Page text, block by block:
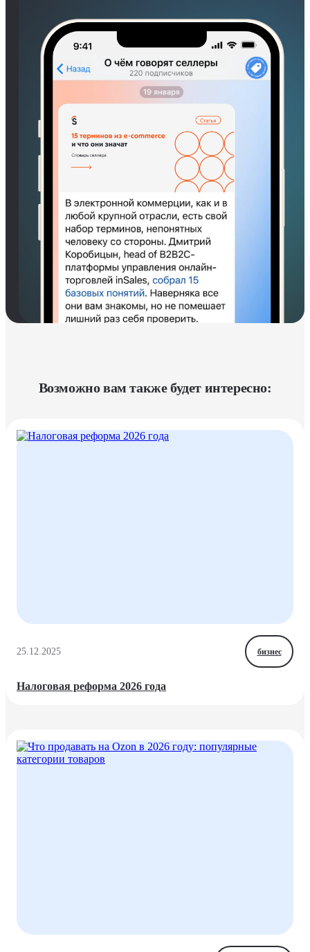
Возможно вам также будет интересно:
25.12.2025 бизнес
Налоговая реформа 2026 года